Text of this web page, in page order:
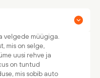
velgede müügiga.
mis on selge,
uusi rehve ja
on tuntud
mis sobib auto